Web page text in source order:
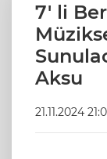
7' li
Aksu
21.11.2024